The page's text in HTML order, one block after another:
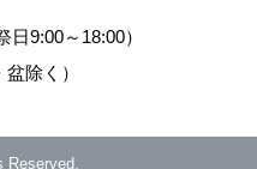
日9:00～18:00）
除く）
Reserved.